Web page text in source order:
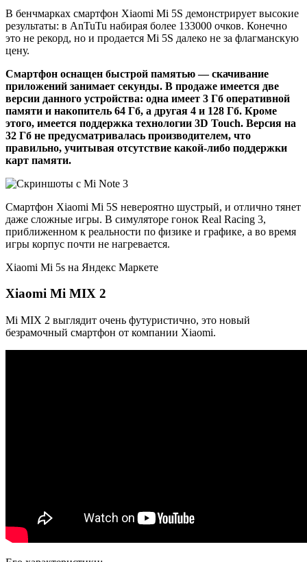
В бенчмарках смартфон Xiaomi Mi 5S демонстрирует высокие
результаты: в AnTuTu набирая более 133000 очков. Конечно
это не рекорд, но и продается Mi 5S далеко не за флагманскую
цену.
Смартфон оснащен быстрой памятью — скачивание
приложений занимает секунды. В продаже имеется две
версии данного устройства: одна имеет 3 Гб оперативной
памяти и накопитель 64 Гб, а другая 4 и 128 Гб. Кроме
этого, имеется поддержка технологии 3D Touch. Версия на
32 Гб не предусматривалась производителем, что
правильно, учитывая отсутствие какой-либо поддержки
карт памяти.
Смартфон Xiaomi Mi 5S невероятно шустрый, и отлично тянет
даже сложные игры. В симуляторе гонок Real Racing 3,
приближенном к реальности по физике и графике, а во время
игры корпус почти не нагревается.
Xiaomi Mi 5s на Яндекс Маркете
Xiaomi Mi MIX 2
Mi MIX 2 выглядит очень футуристично, это новый
безрамочный смартфон от компании Xiaomi.